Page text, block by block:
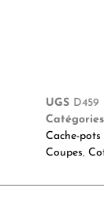
UGS D459
Catégories
Cache-pots
Coupes,